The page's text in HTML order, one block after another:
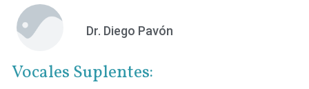
Dr. Diego Pavón
Vocales Suplentes: